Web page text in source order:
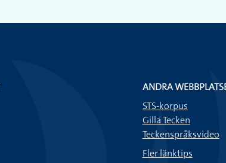
ANDRA
STS-korpus
Gilla Tecken
Teckenspråksvideo
Fler länktips